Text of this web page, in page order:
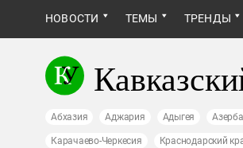
НОВОСТИ ТЕМЫ ТРЕНДЫ
Абхазия Аджария Адыгея
Карачаево-Черкесия Краснодарский